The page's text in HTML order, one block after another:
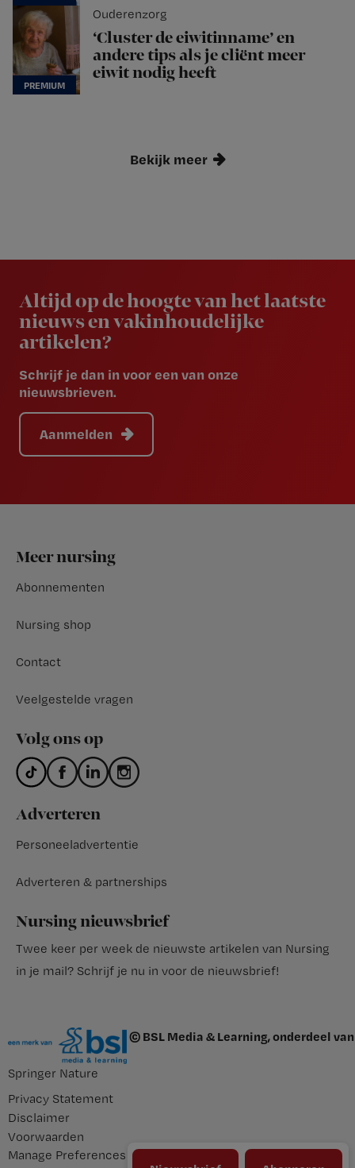
Ouderenzorg
‘Cluster de eiwitinname’ en
andere tips als je cliënt meer
eiwit nodig heeft
Bekijk meer
Altijd op de hoogte van het laatste
nieuws en vakinhoudelijke
artikelen?
Schrijf je dan in voor een van onze
nieuwsbrieven.
Aanmelden
Footer
Meer nursing
Abonnementen
Nursing shop
Contact
Veelgestelde vragen
Volg ons op
Adverteren
Personeeladvertentie
Adverteren & partnerships
Nursing nieuwsbrief
Twee keer per week de nieuwste artikelen van Nursing
in je mail? Schrijf je nu in voor de nieuwsbrief!
© BSL Media & Learning, onderdeel van
Springer Nature
Privacy Statement
Disclaimer
Voorwaarden
Manage Preferences